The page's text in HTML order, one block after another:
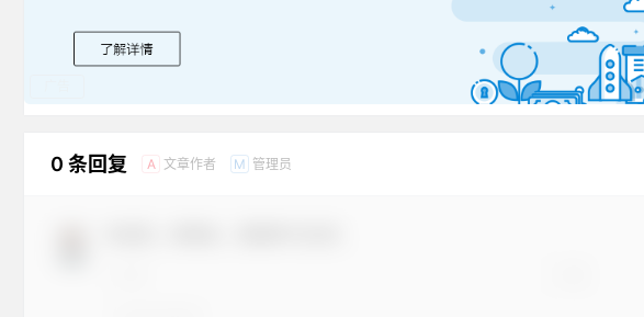
0 条回复 A 文章作者 M 管理员